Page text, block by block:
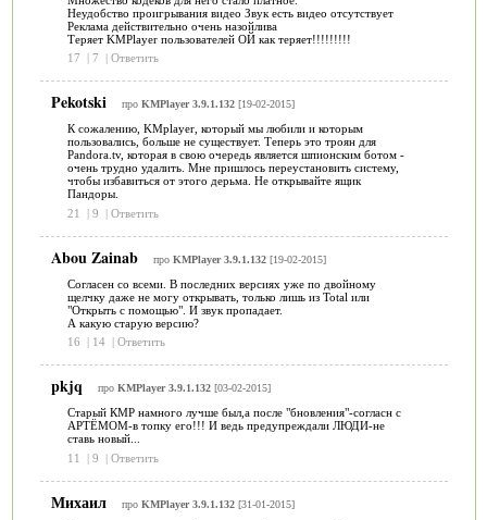
Неудобство проигрывания видео Звук есть видео отсутствует
Реклама действительно очень назойлива
Теряет KMPlayer пользователей ОЙ как теряет!!!!!!!!!
17
| 7 | Ответить
Pekotski про KMPlayer 3.9.1.132[19-02-2015]
К сожалению, KMplayer, который мы любили и которым
пользовались, больше не существует. Теперь это троян для
Pandora.tv, которая в свою очередь является шпионским ботом -
очень трудно удалить. Мне пришлось переустановить систему,
чтобы избавиться от этого дерьма. Не открывайте ящик
Пандоры.
21
| 9 | Ответить
Abou Zainab про KMPlayer 3.9.1.132[19-02-2015]
Согласен со всеми. В последних версиях уже по двойному
щелчку даже не могу открывать, только лишь из Total или
"Открыть с помощью". И звук пропадает.
А какую старую версию?
16
| 14 | Ответить
pkjq про KMPlayer 3.9.1.132[03-02-2015]
Старый КМР намного лучше был,а после "бновления"-согласн с
АРТЁМОМ-в топку его!!! И ведь предупреждали ЛЮДИ-не
ставь новый...
11
| 9 | Ответить
Михаил про KMPlayer 3.9.1.132[31-01-2015]